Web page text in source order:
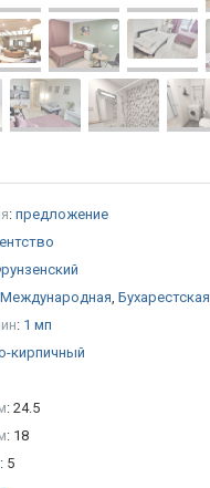
: предложение
Международная, Бухарестская
: 1 мп
кирпичный
: 24.5
: 18
: 5